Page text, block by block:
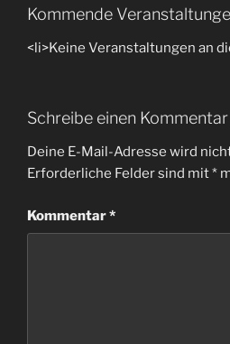
Kommende
<li>Keine Veranstaltungen an
Schreibe einen Kommentar
Deine E-Mail-Adresse wird
Erforderliche Felder sind mit*
Kommentar*